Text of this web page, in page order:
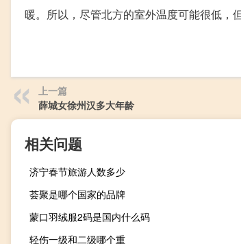
暖。所以，尽管北方的室外温度可能很低，
上一篇
薛城女徐州汉多大年龄
相关问题
济宁春节旅游人数多少
荟聚是哪个国家的品牌
蒙口羽绒服2码是国内什么码
轻伤一级和二级哪个重